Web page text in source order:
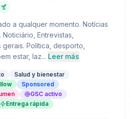
a qualquer momento. Notícias
Entrevistas,
Política, desporto,
estar, laz... Leer más
Salud y bienestar
Sponsored
GSC activo
Entrega rápida